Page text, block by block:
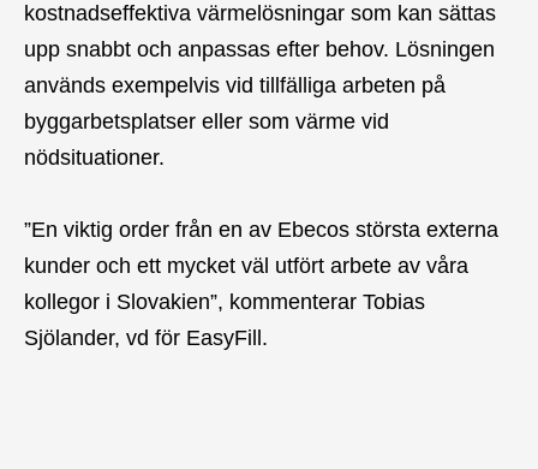
kostnadseffektiva värmelösningar som kan sättas
upp snabbt och anpassas efter behov. Lösningen
används exempelvis vid tillfälliga arbeten på
byggarbetsplatser eller som värme vid
nödsituationer.
”En viktig order från en av Ebecos största externa
kunder och ett mycket väl utfört arbete av våra
kollegor i Slovakien”, kommenterar Tobias
Sjölander, vd för EasyFill.